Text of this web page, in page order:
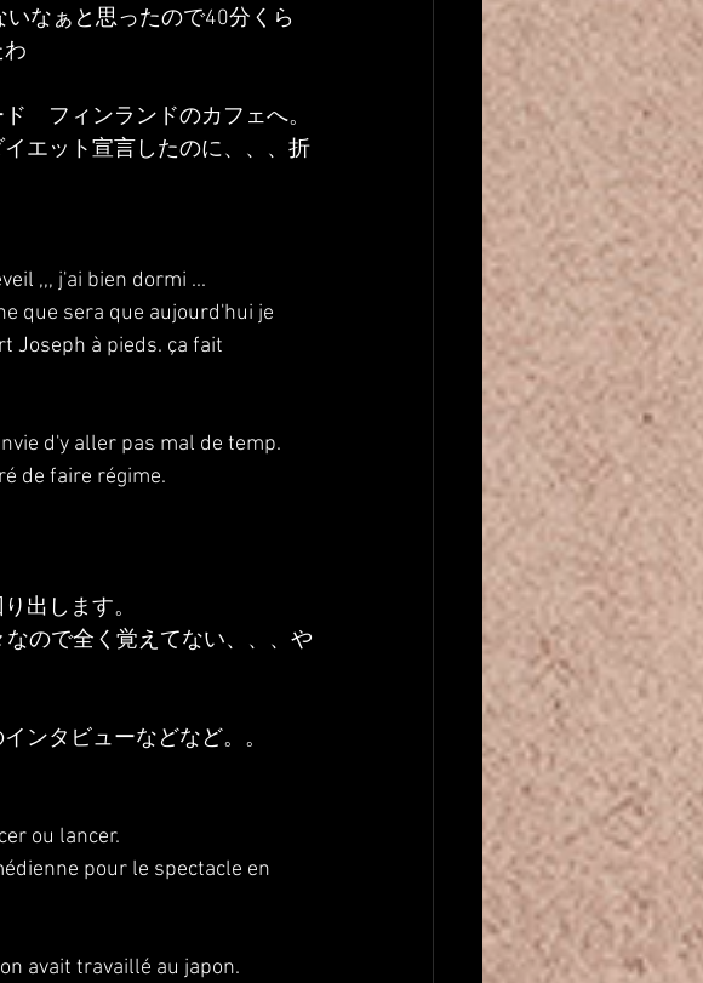
なぁと思ったので40分くら
　フィンランドのカフェへ。
エット宣言したのに、、、折
,,, j'ai bien dormi ...
que sera que aujourd'hui je
Joseph à pieds. ça fait
d'y aller pas mal de temp.
de faire régime.
出します。
ので全く覚えてない、、、や
ンタビューなどなど。。
ou lancer.
pour le spectacle en
avait travaillé au japon.